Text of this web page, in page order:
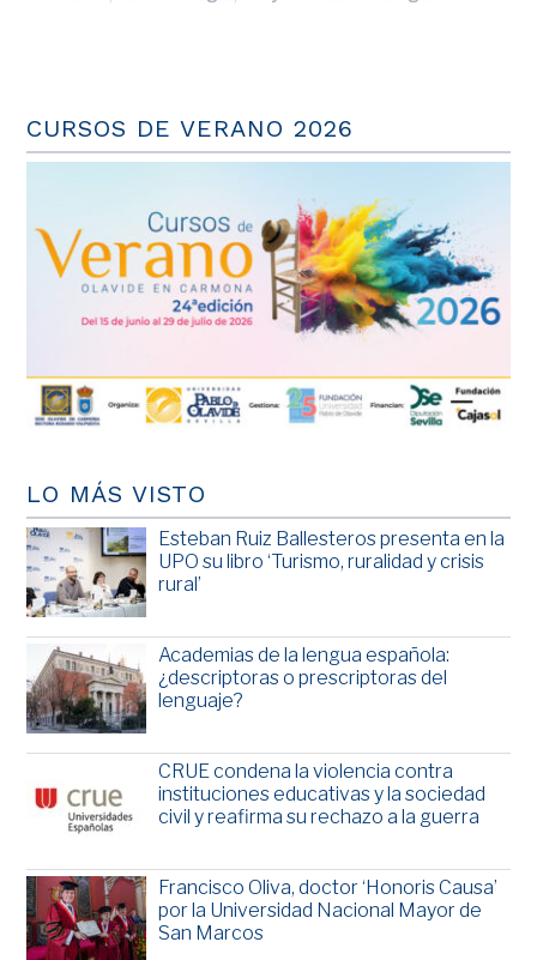
CURSOS DE VERANO 2026
LO MÁS VISTO
Esteban Ruiz Ballesteros presenta en la
UPO su libro ‘Turismo, ruralidad y crisis
rural’
Academias de la lengua española:
¿descriptoras o prescriptoras del
lenguaje?
CRUE condena la violencia contra
instituciones educativas y la sociedad
civil y reafirma su rechazo a la guerra
Francisco Oliva, doctor ‘Honoris Causa’
por la Universidad Nacional Mayor de
San Marcos